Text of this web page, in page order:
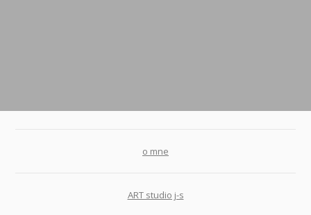
o mne
ART studio j-s